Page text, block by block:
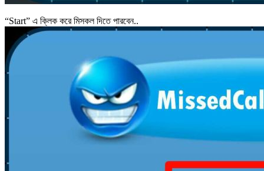
“Start” এ ক্লিক করে মিসকল দিতে পারবেন..